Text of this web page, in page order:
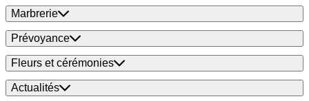
Marbrerie
Prévoyance
Fleurs et cérémonies
Actualités